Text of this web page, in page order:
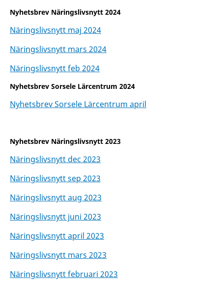
Nyhetsbrev Näringslivsnytt 2024
Näringslivsnytt maj 2024
Näringslivsnytt mars 2024
Näringslivsnytt feb 2024
Nyhetsbrev Sorsele Lärcentrum 2024
Nyhetsbrev Sorsele Lärcentrum april
Nyhetsbrev Näringslivsnytt 2023
Näringslivsnytt dec 2023
Näringslivsnytt sep 2023
Näringslivsnytt aug 2023
Näringslivsnytt juni 2023
Näringslivsnytt april 2023
Näringslivsnytt mars 2023
Näringslivsnytt februari 2023